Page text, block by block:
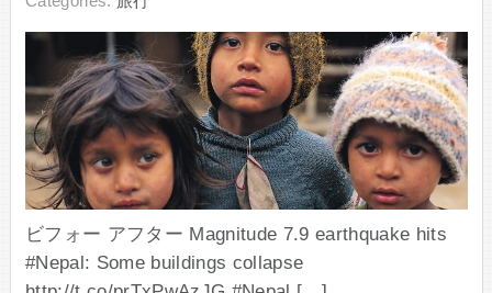
ビフォー アフター Magnitude 7.9 earthquake hits
#Nepal: Some buildings collapse